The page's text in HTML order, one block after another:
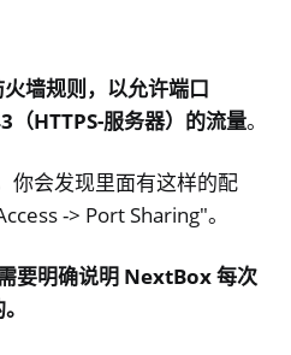
墙规则，以允许端口
HTTPS-服务器）的流量。
会发现里面有这样的配
-> Port Sharing"。
要明确说明 NextBox 每次